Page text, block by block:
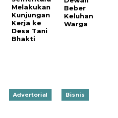
Melakukan
Kunjungan
Kerja ke
Desa Tani
Bhakti
Beber
Keluhan
Warga
Advertorial Bisnis